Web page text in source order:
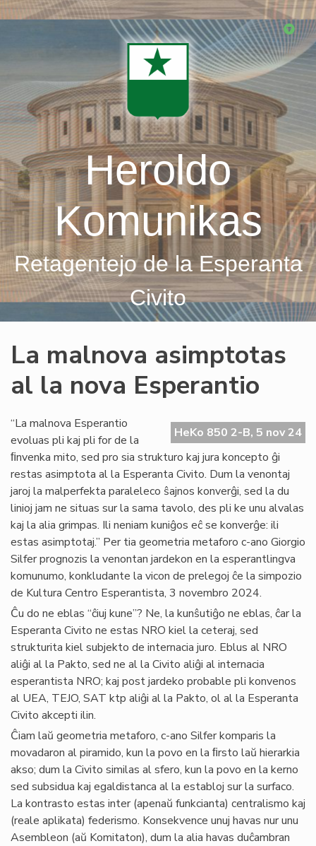
Skip
Heroldo
Komunikas
Retagentejo de la Esperanta
Civito
La malnova asimptotas
al la nova Esperantio
HeKo 850 2-B, 5 nov 24
“La malnova Esperantio
evoluas pli kaj pli for de la
ﬁnvenka mito, sed pro sia strukturo kaj jura koncepto ĝi
restas asimptota al la Esperanta Civito. Dum la venontaj
jaroj la malperfekta paraleleco ŝajnos konverĝi, sed la du
linioj jam ne situas sur la sama tavolo, des pli ke unu alvalas
kaj la alia grimpas. Ili neniam kuniĝos eĉ se konverĝe: ili
estas asimptotaj.” Per tia geometria metaforo c-ano Giorgio
Silfer prognozis la venontan jardekon en la esperantlingva
komunumo, konkludante la vicon de prelegoj ĉe la simpozio
de Kultura Centro Esperantista, 3 novembro 2024.
Ĉu do ne eblas “ĉiuj kune”? Ne, la kunŝutiĝo ne eblas, ĉar la
Esperanta Civito ne estas NRO kiel la ceteraj, sed
strukturita kiel subjekto de internacia juro. Eblus al NRO
aliĝi al la Pakto, sed ne al la Civito aliĝi al internacia
esperantista NRO; kaj post jardeko probable pli konvenos
al UEA, TEJO, SAT ktp aliĝi al la Pakto, ol al la Esperanta
Civito akcepti ilin.
Ĉiam laŭ geometria metaforo, c-ano Silfer komparis la
movadaron al piramido, kun la povo en la ﬁrsto laŭ hierarkia
akso; dum la Civito similas al sfero, kun la povo en la kerno
sed subsidua kaj egaldistanca al la establoj sur la surfaco.
La kontrasto estas inter (apenaŭ funkcianta) centralismo kaj
(reale aplikata) federismo. Konsekvence unuj havas nur unu
Asembleon (aŭ Komitaton), dum la alia havas duĉambran